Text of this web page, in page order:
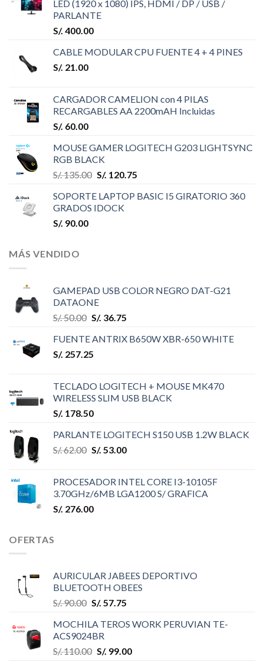
LED (1920 x 1080) IPS, HDMI / DP / USB /
PARLANTE
S/. 400.00
CABLE MODULAR CPU FUENTE 4 + 4 PINES
S/. 21.00
CARGADOR CAMELION con 4 PILAS
RECARGABLES AA 2200mAH Incluidas
S/. 60.00
MOUSE GAMER LOGITECH G203 LIGHTSYNC
RGB BLACK
S/.135.00 S/. 120.75
SOPORTE LAPTOP BASIC I5 GIRATORIO 360
GRADOS IDOCK
S/. 90.00
MÁS VENDIDO
GAMEPAD USB COLOR NEGRO DAT-G21
DATAONE
S/.50.00 S/. 36.75
FUENTE ANTRIX B650W XBR-650 WHITE
S/. 257.25
TECLADO LOGITECH + MOUSE MK470
WIRELESS SLIM USB BLACK
S/. 178.50
PARLANTE LOGITECH S150 USB 1.2W BLACK
S/.62.00 S/. 53.00
PROCESADOR INTEL CORE I3-10105F
3.70GHz/6MB LGA1200 S/ GRAFICA
S/. 276.00
OFERTAS
AURICULAR JABEES DEPORTIVO
BLUETOOTH OBEES
S/.90.00 S/. 57.75
MOCHILA TEROS WORK PERUVIAN TE-
ACS9024BR
S/.110.00 S/. 99.00